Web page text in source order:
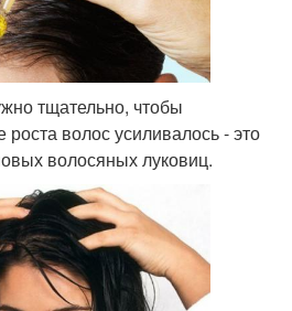
тщательно, чтобы
волос усиливалось - это
волосяных луковиц.